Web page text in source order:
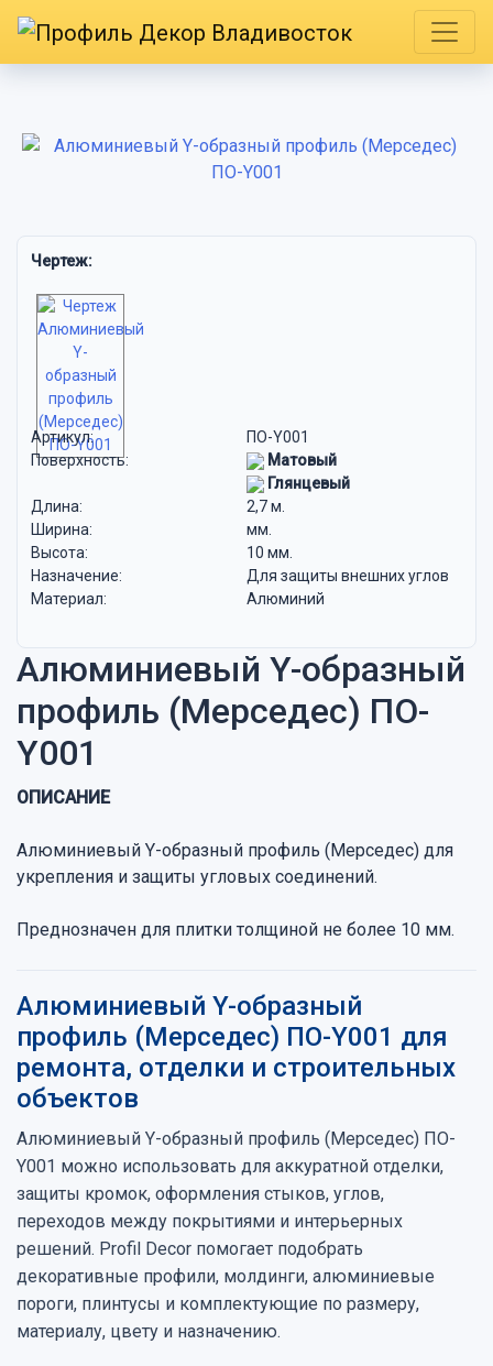
Чертеж:
Артикул:
ПО-Y001
Поверхность:
Матовый
Глянцевый
Длина:
2,7 м.
Ширина:
мм.
Высота:
10 мм.
Назначение:
Для защиты внешних углов
Материал:
Алюминий
Алюминиевый Y-образный
профиль (Мерседес) ПО-
Y001
ОПИСАНИЕ
Алюминиевый Y-образный профиль (Мерседес) для
укрепления и защиты угловых соединений.
Преднозначен для плитки толщиной не более 10 мм.
Алюминиевый Y-образный
профиль (Мерседес) ПО-Y001 для
ремонта, отделки и строительных
объектов
Алюминиевый Y-образный профиль (Мерседес) ПО-
Y001 можно использовать для аккуратной отделки,
защиты кромок, оформления стыков, углов,
переходов между покрытиями и интерьерных
решений. Profil Decor помогает подобрать
декоративные профили, молдинги, алюминиевые
пороги, плинтусы и комплектующие по размеру,
материалу, цвету и назначению.